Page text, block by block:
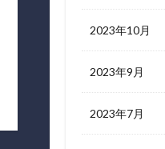
2023年10月
2023年9月
2023年7月